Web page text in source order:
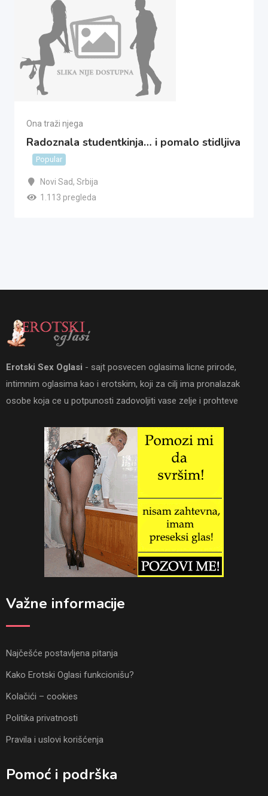
Ona traži njega
Radoznala studentkinja… i pomalo stidljiva
Popular
Novi Sad, Srbija
1.113 pregleda
Erotski Sex Oglasi - sajt posvecen oglasima licne prirode,
intimnim oglasima kao i erotskim, koji za cilj ima pronalazak
osobe koja ce u potpunosti zadovoljiti vase zelje i prohteve
Važne informacije
Najčešće postavljena pitanja
Kako Erotski Oglasi funkcionišu?
Kolačići – cookies
Politika privatnosti
Pravila i uslovi korišćenja
Pomoć i podrška